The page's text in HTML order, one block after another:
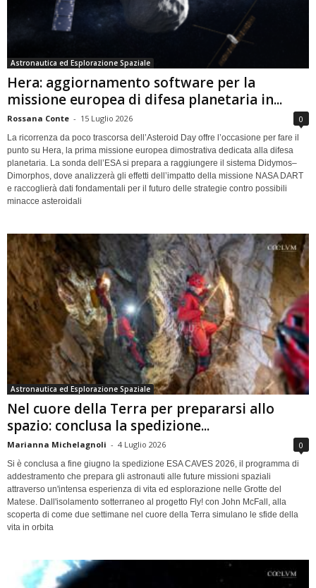
Astronautica ed Esplorazione Spaziale
Hera: aggiornamento software per la
missione europea di difesa planetaria in...
Rossana Conte - 15 Luglio 2026 0
La ricorrenza da poco trascorsa dell’Asteroid Day offre l’occasione per fare il
punto su Hera, la prima missione europea dimostrativa dedicata alla difesa
planetaria. La sonda dell’ESA si prepara a raggiungere il sistema Didymos–
Dimorphos, dove analizzerà gli effetti dell’impatto della missione NASA DART
e raccoglierà dati fondamentali per il futuro delle strategie contro possibili
minacce asteroidali
Astronautica ed Esplorazione Spaziale
Nel cuore della Terra per prepararsi allo
spazio: conclusa la spedizione...
Marianna Michelagnoli - 4 Luglio 2026 0
Si è conclusa a fine giugno la spedizione ESA CAVES 2026, il programma di
addestramento che prepara gli astronauti alle future missioni spaziali
attraverso un'intensa esperienza di vita ed esplorazione nelle Grotte del
Matese. Dall'isolamento sotterraneo al progetto Fly! con John McFall, alla
scoperta di come due settimane nel cuore della Terra simulano le sfide della
vita in orbita